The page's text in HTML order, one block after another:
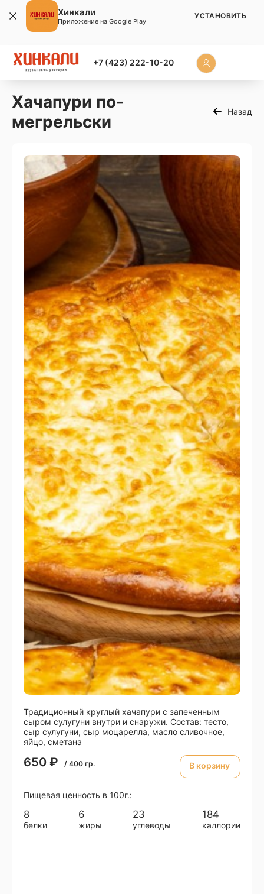
+7 (423) 222-10-20
Хачапури по-
мегрельски
Назад
Традиционный круглый хачапури с запеченным
сыром сулугуни внутри и снаружи. Состав: тесто,
сыр сулугуни, сыр моцарелла, масло сливочное,
яйцо, сметана
650 ₽ / 400 гр. В корзину
Пищевая ценность в 100г.:
8
белки
6
жиры
23
углеводы
184
каллории
Хинкали
Приложение на Google Play
УСТАНОВИТЬ